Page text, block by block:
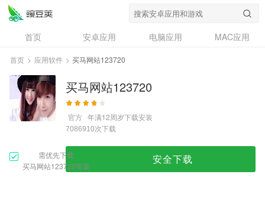
首页 安卓应用 电脑应用
MAC应用
资讯
专题
问答
首页 > 应用软件 > 买马网站123720
买马网站123720
官方 年满12周岁下载安装
7086910次下载
需优先下载
买马网站123720安装
安全下载